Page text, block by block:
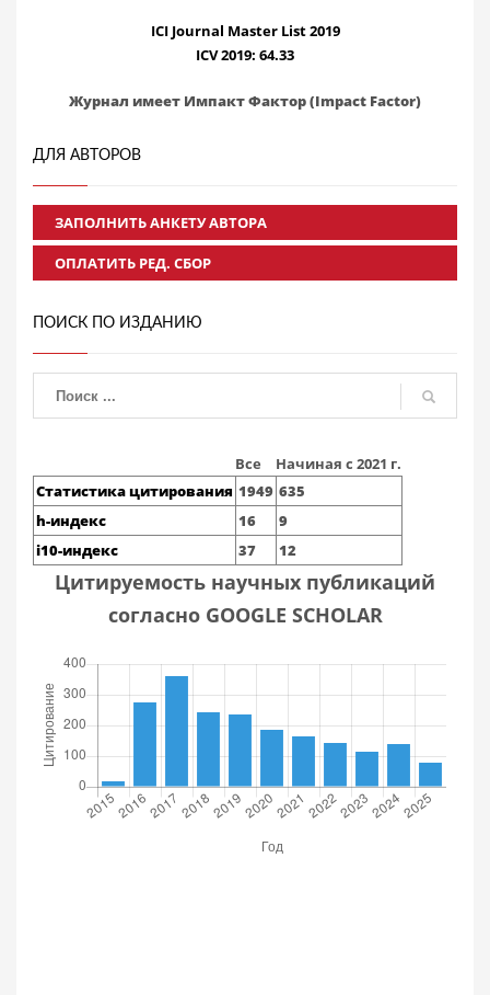
ICI Journal Master List 2019
ICV 2019: 64.33
Журнал имеет Импакт Фактор (Impact Factor)
ДЛЯ АВТОРОВ
ЗАПОЛНИТЬ АНКЕТУ АВТОРА
ОПЛАТИТЬ РЕД. СБОР
ПОИСК ПО ИЗДАНИЮ
Все
Начиная с 2021 г.
Статистика цитирования 1949 635
h-индекс
16
9
i10-индекс
37 12
Цитируемость научных публикаций
согласно GOOGLE SCHOLAR